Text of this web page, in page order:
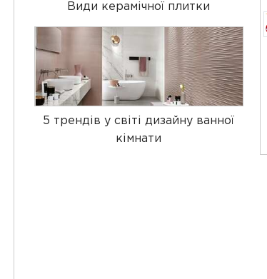
Види керамічної плитки
5 трендів у світі дизайну ванної
кімнати